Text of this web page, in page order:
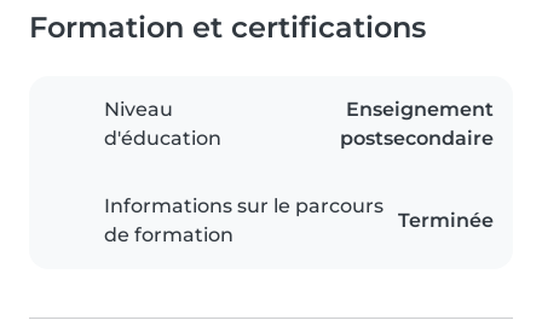
Formation et certifications
Niveau
d'éducation
Enseignement
postsecondaire
Informations sur le parcours
de formation
Terminée